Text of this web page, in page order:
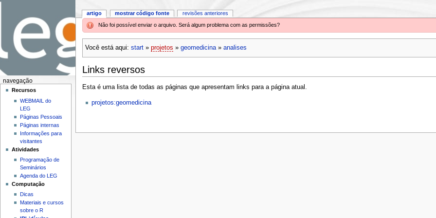
Não foi possível enviar o arquivo. Será algum problema com as permissões?
Você está aqui: start» projetos » geomedicina» analises
Links reversos
Esta é uma lista de todas as páginas que apresentam links para a página atual.
projetos:geomedicina
artigo mostrar código fonte revisões anteriores
navegação
Recursos
WEBMAIL do
LEG
Páginas Pessoais
Páginas internas
Informações para
visitantes
Atividades
Programação de
Seminários
Agenda do LEG
Computação
Dicas
Materiais e cursos
sobre o R